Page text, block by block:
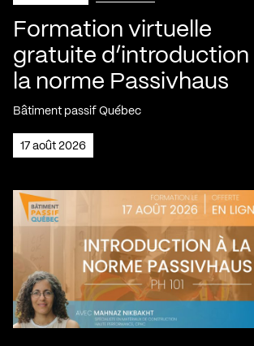
Formation virtuelle
gratuite d’introduction
la norme Passivhaus
Bâtiment passif Québec
17 août 2026